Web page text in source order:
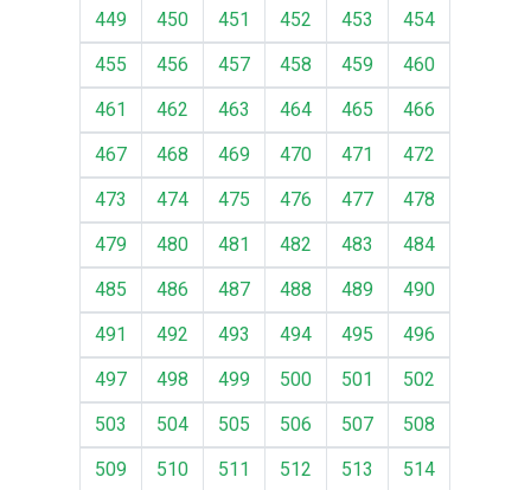
449 450 451 452 453
454
455
456 457 458 459
460
461
462 463 464 465
466
467
468 469 470 471
472
473
474 475 476 477
478
479
480 481 482 483
484
485
486 487 488 489
490
491
492 493 494 495
496
497
498 499 500 501
502
503
504 505 506 507
508
509
510 511 512 513
514